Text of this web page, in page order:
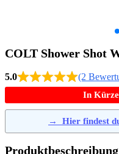
COLT Shower Shot
5.0 (2
In
→ Hier findest
Produktbeschreibung